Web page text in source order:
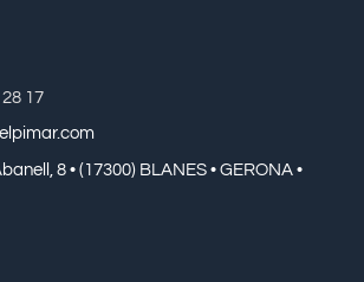
17
8 • (17300) BLANES • GERONA •